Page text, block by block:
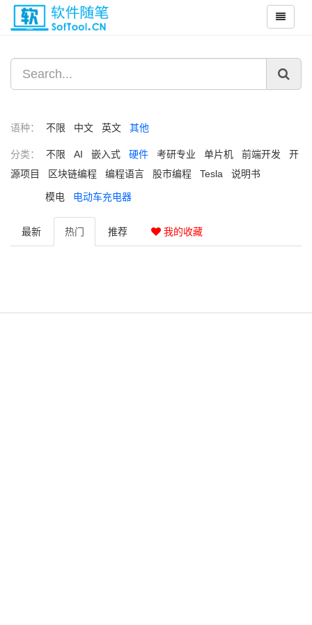
语种： 不限 中文 英文 其他
分类： 不限 AI 嵌入式 硬件 考研专业 单片机 前端开发
开
源项目
区块链编程 编程语言 股市编程 Tesla 说明书
模电 电动车充电器
最新 热门 推荐 我的收藏